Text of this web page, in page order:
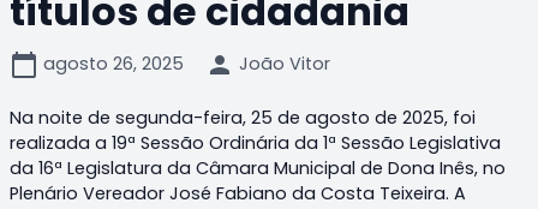
títulos de cidadania
calendar_today agosto 26, 2025 person João Vitor
Na noite de segunda-feira, 25 de agosto de 2025, foi
realizada a 19ª Sessão Ordinária da 1ª Sessão Legislativa
da 16ª Legislatura da Câmara Municipal de Dona Inês, no
Plenário Vereador José Fabiano da Costa Teixeira. A